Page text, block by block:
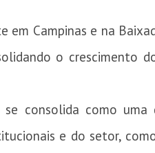
Campinas e na
o crescimento
consolida como uma
e do setor,